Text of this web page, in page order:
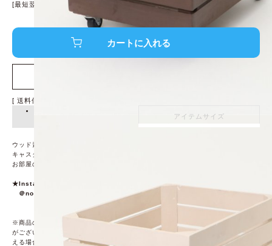
[最短翌日発送！]
送料個別
アイテムサイズ
ウッド素材の温かみのある収納コンテナカート。
キャスター付きで移動も楽々です。
お部屋の収納はもちろん、お庭のガーデニング用品をしまって使うのも◎です。
★Instagramにて近日発売予定のアイテムやルックをご紹介しております。
＠notch._official
※商品の色味は、撮影場所や光のあたり具合などにより色味が違って見える場合
がございます。また、お客様のお使いのモニター環境などにより色味が違って見
える場合がございます。予めご了承の上ご注文下さい。